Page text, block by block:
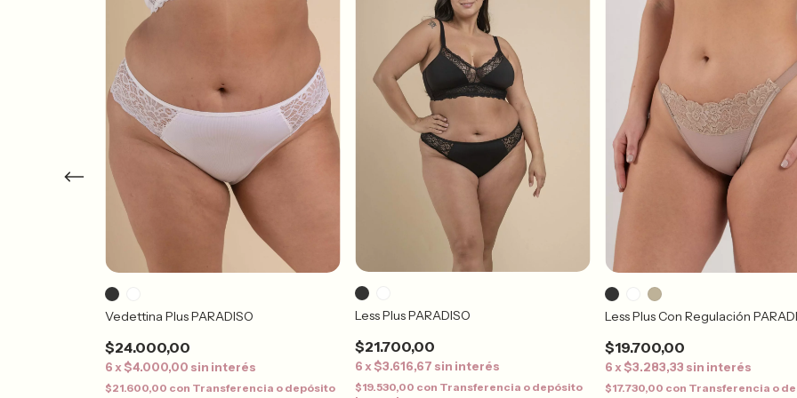
Vedettina Plus PARADISO
$24.000,00
6 x$4.000,00 sin interés
$21.600,00 con Transferencia o depósito
Less Plus PARADISO
$21.700,00
6 x$3.616,67 sin interés
$19.530,00 con Transferencia o depósito
Less Plus Con Regulación
$19.700,00
6 x$3.283,33 sin interés
$17.730,00 con Transferencia o